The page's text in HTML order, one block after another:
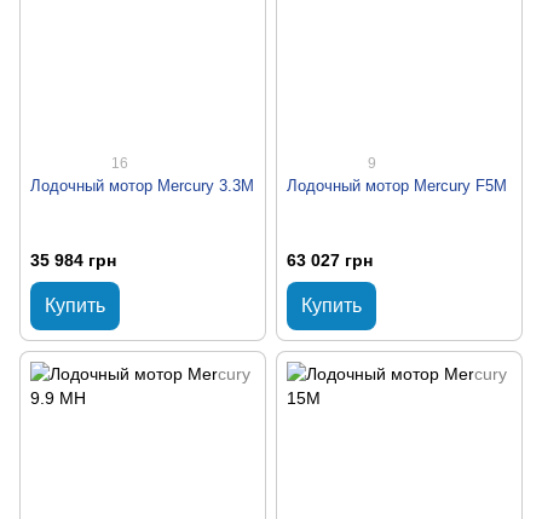
16
Лодочный мотор Mercury 3.3M
35 984 грн
Купить
9
Лодочный мотор Mercury F5M
63 027 грн
Купить